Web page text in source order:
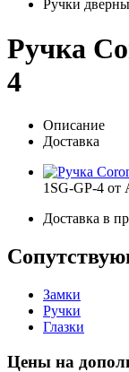
Ручки
Ручка
4
Описание
Доставка
1SG-GP-4 от
Доставка в
Замки
Ручки
Глазки
Цены на